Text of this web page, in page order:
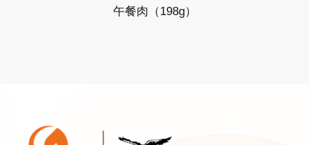
午餐肉（198g）